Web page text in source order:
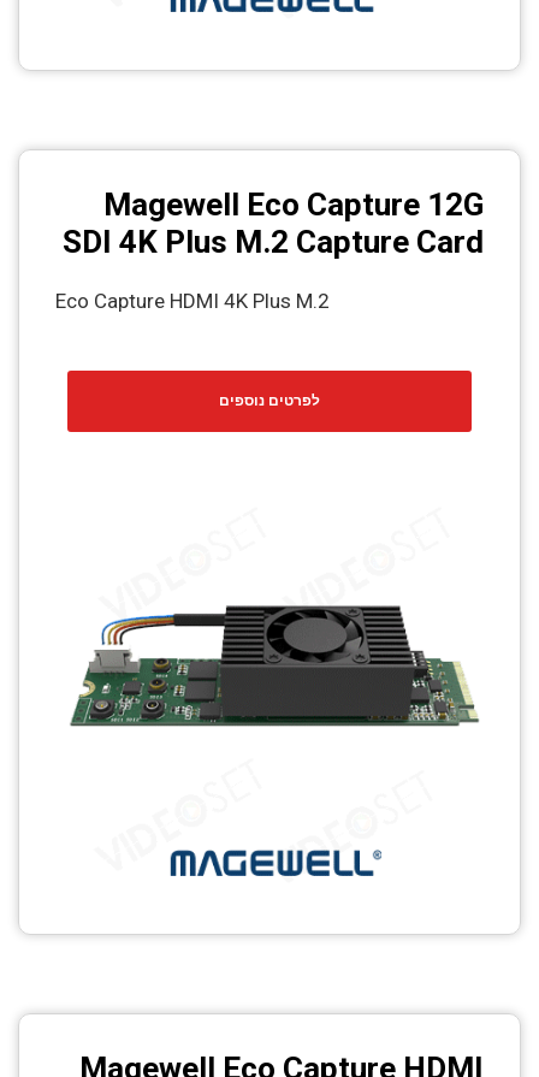
Magewell Eco Capture 12G
SDI 4K Plus M.2 Capture Card
Eco Capture HDMI 4K Plus M.2
לפרטים נוספים
Magewell Eco Capture HDMI